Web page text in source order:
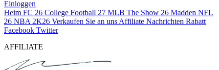
Einloggen
Heim FC 26 College Football 27 MLB The Show 26 Madden NFL
26 NBA 2K26 Verkaufen Sie an uns Affiliate Nachrichten Rabatt
Facebook Twitter
AFFILIATE